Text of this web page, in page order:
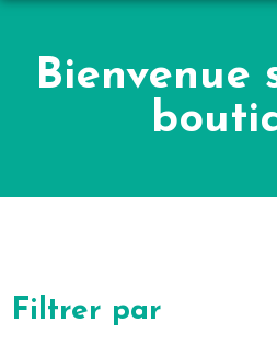
Bienvenue
Filtrer par